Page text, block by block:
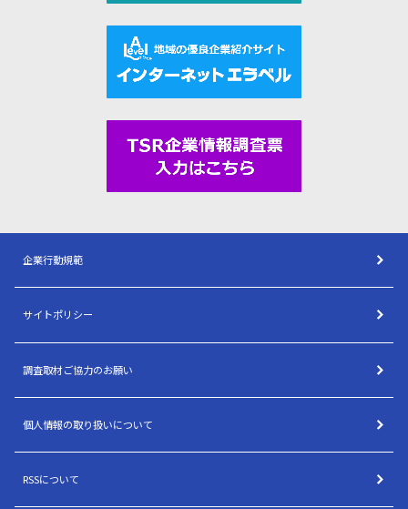
企業行動規範
サイトポリシー
調査取材ご協力のお願い
個人情報の取り扱いについて
RSSについて